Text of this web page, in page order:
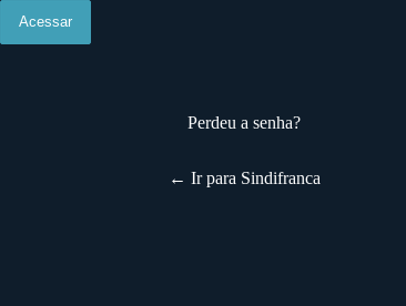
Perdeu a senha?
← Ir para Sindifranca